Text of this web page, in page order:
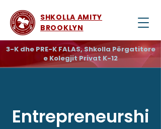
SHKOLLA AMITY
BROOKLYN
3-K dhe PRE-K FALAS, Shkolla Përgatitore
e Kolegjit Privat K-12
Entrepreneurshi